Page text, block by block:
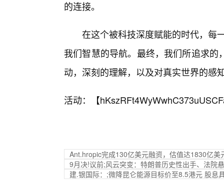
的连接。
在这个被科技深度赋能的时代，每
我们智慧的导航。最终，我们所追求
动，深刻的理解，以及对真实世界的感
活动：【
Ant.hropic完成130亿美元融资，估值达1830亿美
9月决!议前;风云突变：特朗普历史性出手、法院
建.银国际：;微降昆仑能源目标价至8.5港元 股息